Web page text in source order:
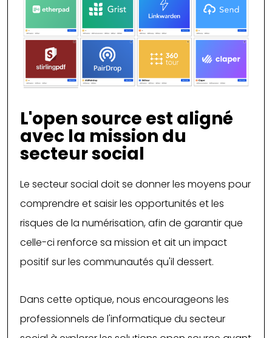
L'open source est aligné
avec la mission du
secteur social
Le secteur social doit se donner les moyens pour
comprendre et saisir les opportunités et les
risques de la numérisation, afin de garantir que
celle-ci renforce sa mission et ait un impact
positif sur les communautés qu'il dessert.
Dans cette optique, nous encourageons les
professionnels de l'informatique du secteur